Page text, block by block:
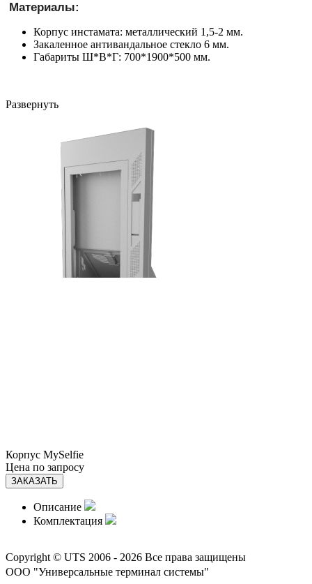
Материалы:
Корпус инстамата: металлический 1,5-2 мм.
Закаленное антивандальное стекло 6 мм.
Габариты Ш*В*Г: 700*1900*500 мм.
Развернуть
Корпус MySelfie
Цена по запросу
ЗАКАЗАТЬ
Описание
Комплектация
Copyright © UTS 2006 - 2026 Все права защищены
ООО "Универсальные терминал системы"